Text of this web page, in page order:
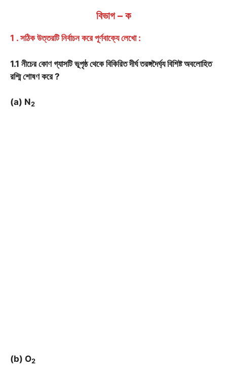
বিভাগ – ক
1 . সঠিক উত্তরটি নির্বাচন করে পূর্ণবাক্যে লেখো :
1.1 নীচের কোণ গ্যাসটি ভূপৃষ্ঠ থেকে বিকিরিত দীর্ঘ তরঙ্গদৈর্ঘ্য বিশিষ্ট অবলোহিত
রশ্মি শোষণ করে ?
(a) N2
(b) O2